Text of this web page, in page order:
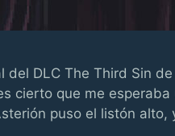
del DLC The Third Sin
cierto que me
puso el listón